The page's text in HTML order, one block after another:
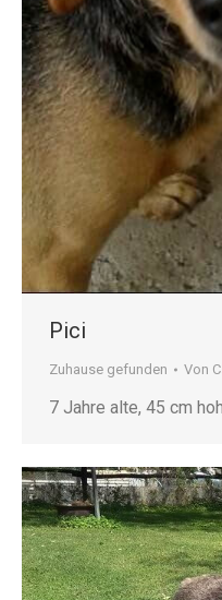
Pici
Zuhause gefunden Von
7 Jahre alte, 45 cm